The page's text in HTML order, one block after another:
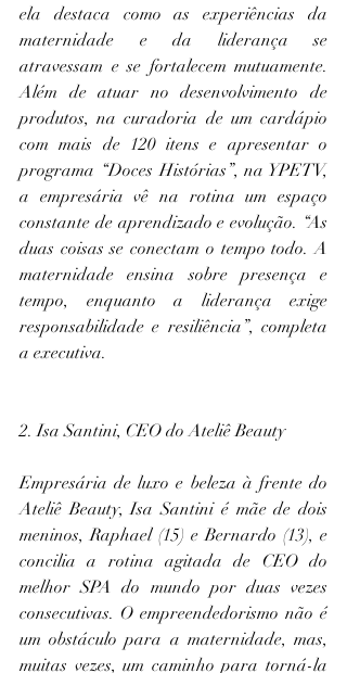
ela destaca como as experiências da
maternidade e da liderança se
atravessam e se fortalecem mutuamente.
Além de atuar no desenvolvimento de
produtos, na curadoria de um cardápio
com mais de 120 itens e apresentar o
programa “Doces Histórias”, na YPETV,
a empresária vê na rotina um espaço
constante de aprendizado e evolução. “As
duas coisas se conectam o tempo todo. A
maternidade ensina sobre presença e
tempo, enquanto a liderança exige
responsabilidade e resiliência”, completa
a executiva.
2. Isa Santini, CEO do Ateliê Beauty
Empresária de luxo e beleza à frente do
Ateliê Beauty, Isa Santini é mãe de dois
meninos, Raphael (15) e Bernardo (13), e
concilia a rotina agitada de CEO do
melhor SPA do mundo por duas vezes
consecutivas. O empreendedorismo não é
um obstáculo para a maternidade, mas,
muitas vezes, um caminho para torná-la